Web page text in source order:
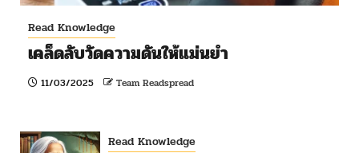
Read Knowledge
เคล็ดลับวัดความดันให้แม่นยำ
11/03/2025 Team Readspread
Read Knowledge